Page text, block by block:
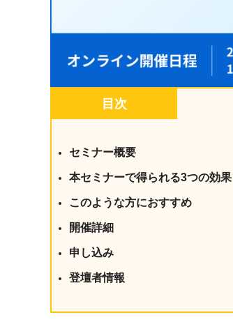
化し、業務スピードを加速
AI人材育成：タイムマネジメント
AIでタスクの優先順位を瞬時に判
断。 時間の管理からエネルギーの
AI人材育成：プロジェクトマネ
AIでステークホルダー分析を行い、
を出す推進力を養う
AI人材育成：HRエンパワーメ
人と向き合い、組織を変える戦略人
目次
セミナー概要
本セミナーで得られる3つの効果
このような方におすすめ
開催詳細
申し込み
登壇者情報